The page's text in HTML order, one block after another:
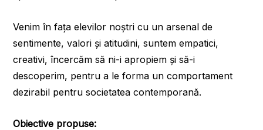
Venim în faţa elevilor noştri cu un arsenal de
sentimente, valori şi atitudini, suntem empatici,
creativi, încercăm să ni-i apropiem şi să-i
descoperim, pentru a le forma un comportament
dezirabil pentru societatea contemporană.
Obiective propuse: